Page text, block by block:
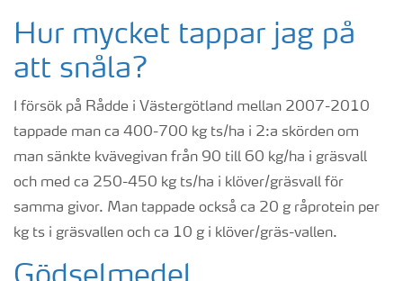
Hur mycket tappar jag på
att snåla?
I försök på Rådde i Västergötland mellan 2007-2010
tappade man ca 400-700 kg ts/ha i 2:a skörden om
man sänkte kvävegivan från 90 till 60 kg/ha i gräsvall
och med ca 250-450 kg ts/ha i klöver/gräsvall för
samma givor. Man tappade också ca 20 g råprotein per
kg ts i gräsvallen och ca 10 g i klöver/gräs-vallen.